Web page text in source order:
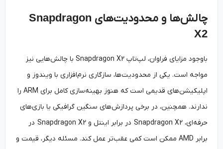
چالش‌ها و محدودیت‌های Snapdragon
باوجود مزایای فراوان، لپ‌تاپ Snapdragon X2 با چالش‌هایی نیز
مواجه است. یکی از محدودیت‌ها، سازگاری نرم‌افزاری با ویندوز و
اپلیکیشن‌های قدیمی است که هنوز بهینه‌سازی کامل برای ARM را
ندارند. همچنین، در برخی پردازش‌های سنگین گرافیکی یا بازی‌های
حرفه‌ای، Snapdragon X2 در برابر اینتل و Snapdragon X2 در
برابر AMD ممکن است کمی عقب‌تر عمل کند. مسئله دیگر، قیمت و